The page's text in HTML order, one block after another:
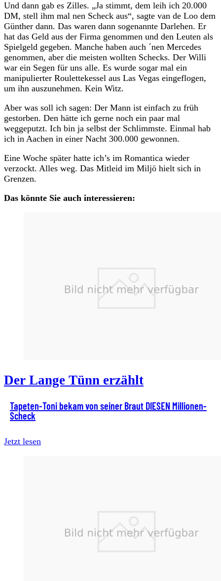
Und dann gab es Zilles. „Ja stimmt, dem leih ich 20.000
DM, stell ihm mal nen Scheck aus“, sagte van de Loo dem
Günther dann. Das waren dann sogenannte Darlehen. Er
hat das Geld aus der Firma genommen und den Leuten als
Spielgeld gegeben. Manche haben auch ´nen Mercedes
genommen, aber die meisten wollten Schecks. Der Willi
war ein Segen für uns alle. Es wurde sogar mal ein
manipulierter Roulettekessel aus Las Vegas eingeflogen,
um ihn auszunehmen. Kein Witz.
Aber was soll ich sagen: Der Mann ist einfach zu früh
gestorben. Den hätte ich gerne noch ein paar mal
weggeputzt. Ich bin ja selbst der Schlimmste. Einmal hab
ich in Aachen in einer Nacht 300.000 gewonnen.
Eine Woche später hatte ich’s im Romantica wieder
verzockt. Alles weg. Das Mitleid im Miljö hielt sich in
Grenzen.
Das könnte Sie auch interessieren:
Der Lange Tünn erzählt
Tapeten-Toni bekam von seiner Braut DIESEN Millionen-
Scheck
Jetzt lesen